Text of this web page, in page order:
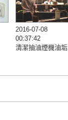
2016-07-08
00:37:42
清潔抽油煙機油垢